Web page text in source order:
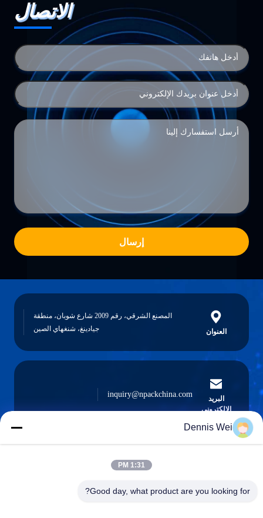
الاتصال
إرسال
العنوان
المصنع الشرقي، رقم 2009 شارع شوبان، منطقة
جيادينغ، شنغهاي الصين
البريد
الإلكتروني
inquiry@npackchina.com
0086-21-66035560
Dennis Wei
1:31 PM
Good day, what product are you looking for?